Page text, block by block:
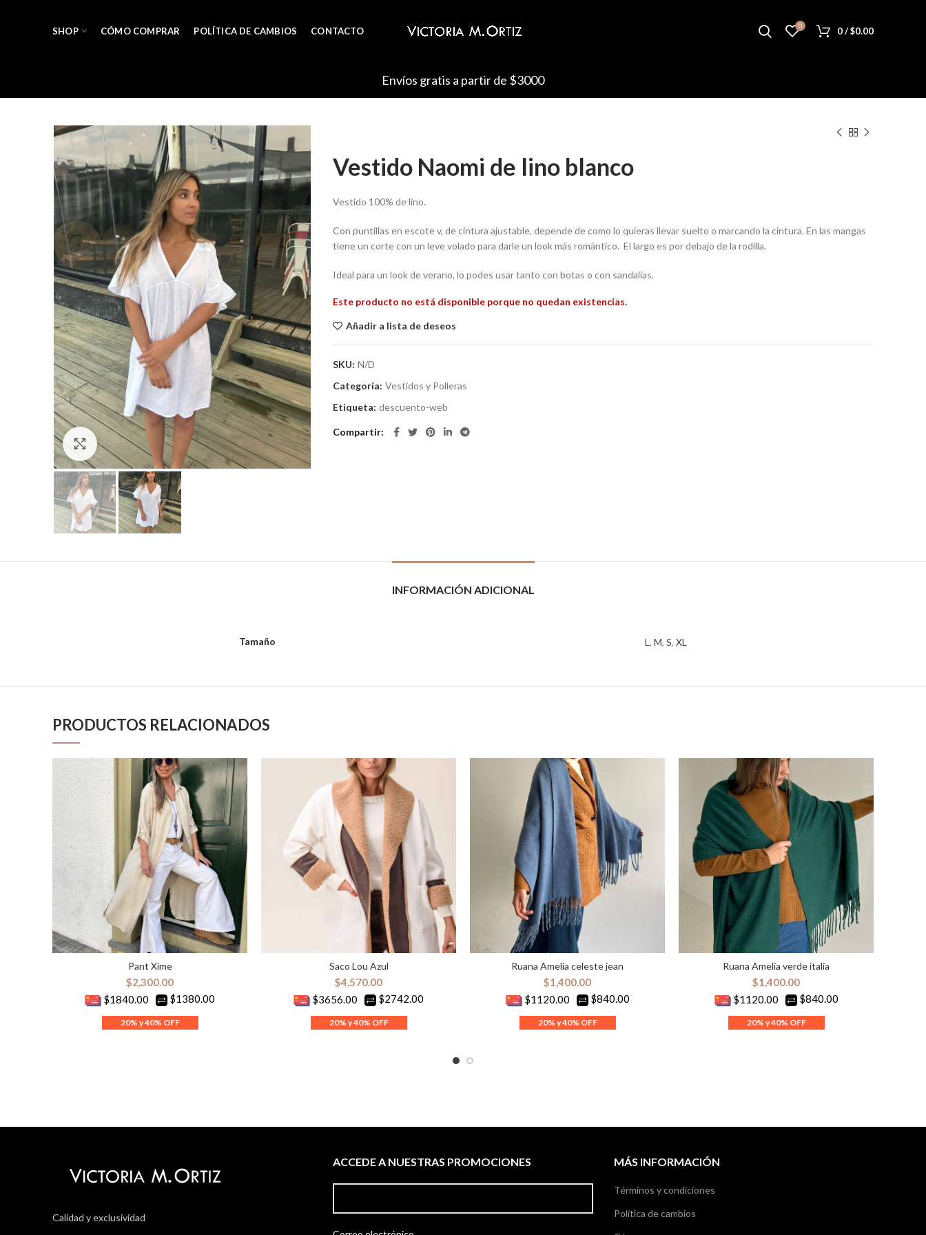
SHOP CÓMO COMPRAR POLÍTICA DE CAMBIOS CONTACTO 0 0/$0.00
Envíos gratis a partir de $3000
Hacer zoom
Vestido Naomi de lino blanco
Vestido 100% de lino.
Con puntillas en escote v, de cintura ajustable, depende de como lo quieras llevar suelto o marcando la cintura. En las mangas
tiene un corte con un leve volado para darle un look más romántico. El largo es por debajo de la rodilla.
Ideal para un look de verano, lo podes usar tanto con botas o con sandalias.
Este producto no está disponible porque no quedan existencias.
Añadir a lista de deseos
SKU: N/D
Categoría: Vestidos y Polleras
Etiqueta: descuento-web
Compartir
INFORMACIÓN ADICIONAL
Tamaño L , M, S, XL
PRODUCTOS RELACIONADOS
SELECCIONAR OPCIONES
Pant Xime
$2,300.00
$1840.00
$1380.00
SELECCIONAR OPCIONES
Saco Lou Azul
$4,570.00
$3656.00
$2742.00
AÑADIR AL CARRITO
Ruana Amelia celeste jean
$1,400.00
$1120.00
$840.00
AÑADIR AL CARRITO
Ruana Amelia verde italia
$1,400.00
$1120.00
$840.00
Calidad y exclusividad
ACCEDE A NUESTRAS PROMOCIONES MÁS INFORMACIÓN
Términos y condiciones
Política de cambios